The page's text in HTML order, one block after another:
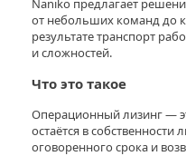
Naniko предлагает
от небольших команд до
результате транспорт
и сложностей.
Что это такое
Операционный лизинг —
остаётся в
оговоренного срока и